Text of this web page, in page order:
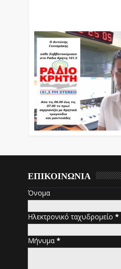
ΕΠΙΚΟΙΝΩΝΙΑ
Όνομα
Ηλεκτρονικό ταχυδρομείο*
Μήνυμα*